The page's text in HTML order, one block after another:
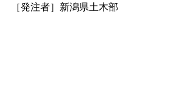
［発注者］新潟県土木部